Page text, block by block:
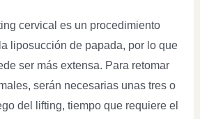
cervical es un procedimiento
liposucción de papada, por lo que
ser más extensa. Para retomar
serán necesarias unas tres o
del lifting, tiempo que requiere el